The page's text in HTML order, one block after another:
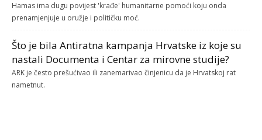
Hamas ima dugu povijest 'krađe' humanitarne pomoći koju onda
prenamjenjuje u oružje i političku moć.
Što je bila Antiratna kampanja Hrvatske iz koje su
nastali Documenta i Centar za mirovne studije?
ARK je često prešućivao ili zanemarivao činjenicu da je Hrvatskoj rat
nametnut.